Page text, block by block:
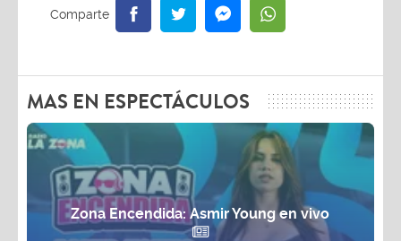
MAS EN ESPECTÁCULOS
Zona Encendida: Asmir Young en vivo